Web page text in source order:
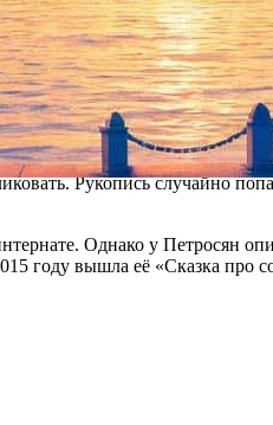
что относится к этой
режиссёра, создаёт штамп».
комикс. «Был один
оно затерялось в
книг конца нулевых.
Рукопись случайно
Однако у Петросян
году вышла её «Сказка про